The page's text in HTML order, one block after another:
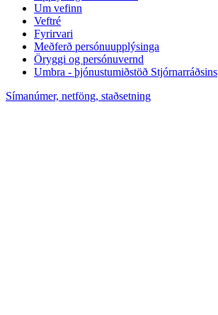
Um vefinn
Veftré
Fyrirvari
Meðferð persónuupplýsinga
Öryggi og persónuvernd
Umbra - þjónustumiðstöð Stjórnarráðsins
Símanúmer, netföng, staðsetning